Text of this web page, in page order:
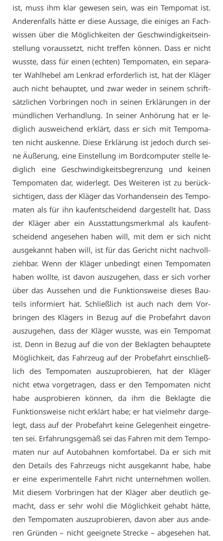
ist, muss ihm klar ge­we­sen sein, was ein Tem­po­mat ist.
An­de­ren­falls hät­te er die­se Aus­sa­ge, die ei­ni­ges an Fach­
wis­sen über die Mög­lich­kei­ten der Ge­schwin­dig­keits­ein­
stel­lung vor­aus­setzt, nicht tref­fen kön­nen. Dass er nicht
wuss­te, dass für ei­nen (ech­ten) Tem­po­ma­ten, ein se­pa­ra­
ter Wahl­he­bel am Lenk­rad er­for­der­lich ist, hat der Klä­ger
auch nicht be­haup­tet, und zwar we­der in sei­nem schrift­
sätz­li­chen Vor­brin­gen noch in sei­nen Er­klä­run­gen in der
münd­li­chen Ver­hand­lung. In sei­ner An­hö­rung hat er le­
dig­lich aus­wei­chend er­klärt, dass er sich mit Tem­po­ma­
ten nicht aus­ken­ne. Die­se Er­klä­rung ist je­doch durch sei­
ne Äu­ße­rung, ei­ne Ein­stel­lung im Bord­com­pu­ter stel­le le­
dig­lich ei­ne Ge­schwin­dig­keits­be­gren­zung und kei­nen
Tem­po­ma­ten dar, wi­der­legt. Des Wei­te­ren ist zu be­rück­
sich­ti­gen, dass der Klä­ger das Vor­han­den­sein des Tem­po­
ma­ten als für ihn kauf­ent­schei­dend dar­ge­stellt hat. Dass
der Klä­ger aber ein Aus­stat­tungs­merk­mal als kauf­ent­
schei­dend an­ge­se­hen ha­ben will, mit dem er sich nicht
aus­ge­kannt ha­ben will, ist für das Ge­richt nicht nach­voll­
zieh­bar. Wenn der Klä­ger un­be­dingt ei­nen Tem­po­ma­ten
ha­ben woll­te, ist da­von aus­zu­ge­hen, dass er sich vor­her
über das Aus­se­hen und die Funk­ti­ons­wei­se die­ses Bau­
teils in­for­miert hat. Schließ­lich ist auch nach dem Vor­
brin­gen des Klä­gers in Be­zug auf die Pro­be­fahrt da­von
aus­zu­ge­hen, dass der Klä­ger wuss­te, was ein Tem­po­mat
ist. Denn in Be­zug auf die von der Be­klag­ten be­haup­te­te
Mög­lich­keit, das Fahr­zeug auf der Pro­be­fahrt ein­schließ­
lich des Tem­po­ma­ten aus­zu­pro­bie­ren, hat der Klä­ger
nicht et­wa vor­ge­tra­gen, dass er den Tem­po­ma­ten nicht
ha­be aus­pro­bie­ren kön­nen, da ihm die Be­klag­te die
Funk­ti­ons­wei­se nicht er­klärt ha­be; er hat viel­mehr dar­ge­
legt, dass auf der Pro­be­fahrt kei­ne Ge­le­gen­heit ein­ge­tre­
ten sei. Er­fah­rungs­ge­mäß sei das Fah­ren mit dem Tem­po­
ma­ten nur auf Au­to­bah­nen kom­for­ta­bel. Da er sich mit
den De­tails des Fahr­zeugs nicht aus­ge­kannt ha­be, ha­be
er ei­ne ex­pe­ri­men­tel­le Fahrt nicht un­ter­neh­men wol­len.
Mit die­sem Vor­brin­gen hat der Klä­ger aber deut­lich ge­
macht, dass er sehr wohl die Mög­lich­keit ge­habt hät­te,
den Tem­po­ma­ten aus­zu­pro­bie­ren, da­von aber aus an­de­
ren Grün­den – nicht ge­eig­ne­te Stre­cke – ab­ge­se­hen hat.